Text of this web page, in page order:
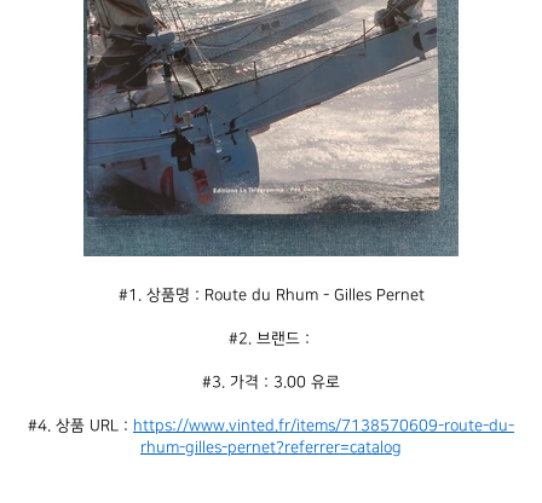
#1. 상품명 : Route du Rhum - Gilles Pernet
#2. 브랜드 :
#3. 가격 : 3.00 유로
#4. 상품 URL : https://www.vinted.fr/items/7138570609-route-du-
rhum-gilles-pernet?referrer=catalog